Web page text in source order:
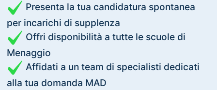
Presenta la tua candidatura spontanea
per incarichi di supplenza
Offri disponibilità a tutte le scuole di
Menaggio
Affidati a un team di specialisti dedicati
alla tua domanda MAD